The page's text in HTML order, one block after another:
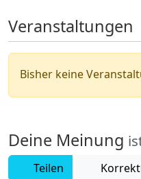
Veranstaltungen
Bisher keine
Deine Meinung
Teilen